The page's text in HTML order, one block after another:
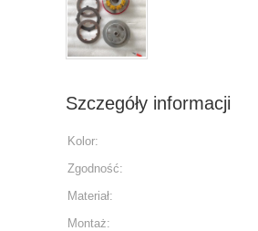
Szczegóły informacji
Kolor:
Zgodność:
Materiał:
Montaż: